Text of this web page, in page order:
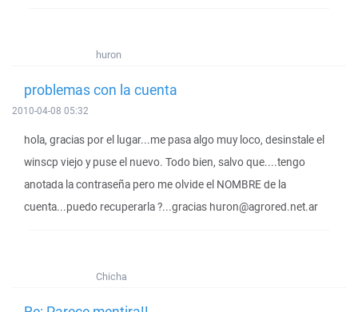
huron
problemas con la cuenta
2010-04-08 05:32
hola, gracias por el lugar...me pasa algo muy loco, desinstale el
winscp viejo y puse el nuevo. Todo bien, salvo que....tengo
anotada la contraseña pero me olvide el NOMBRE de la
cuenta...puedo recuperarla ?...gracias huron@agrored.net.ar
Chicha